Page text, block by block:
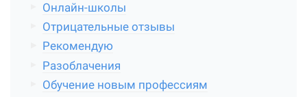
Онлайн-школы
Отрицательные отзывы
Рекомендую
Разоблачения
Обучение новым профессиям